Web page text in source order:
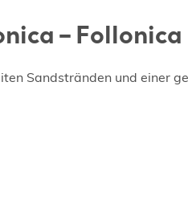
– Follonica
Sandstränden und einer